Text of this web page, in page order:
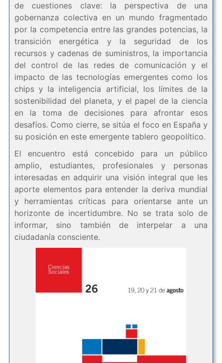
de cuestiones clave: la perspectiva de una
gobernanza colectiva en un mundo fragmentado
por la competencia entre las grandes potencias, la
transición energética y la seguridad de los
recursos y cadenas de suministros, la importancia
del control de las redes de comunicación y el
impacto de las tecnologías emergentes como los
chips y la inteligencia artificial, los límites de la
sostenibilidad del planeta, y el papel de la ciencia
en la toma de decisiones para afrontar esos
desafíos. Como cierre, se sitúa el foco en España y
su posición en este emergente tablero geopolítico.
El encuentro está concebido para un público
amplio, estudiantes, profesionales y personas
interesadas en adquirir una visión integral que les
aporte elementos para entender la deriva mundial
y herramientas críticas para orientarse ante un
horizonte de incertidumbre. No se trata solo de
informar, sino también de interpelar a una
ciudadanía consciente.